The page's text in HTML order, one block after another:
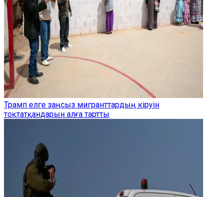
Трамп елге заңсыз мигранттардың кіруін
тоқтатқандарын алға тартты